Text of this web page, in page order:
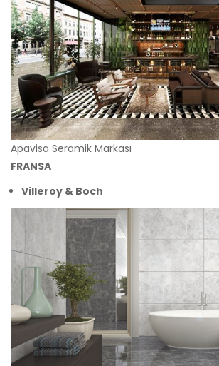
Apavisa Seramik Markası
FRANSA
Villeroy & Boch